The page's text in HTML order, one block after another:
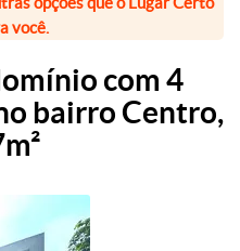
você.
com 4
bairro Centro,